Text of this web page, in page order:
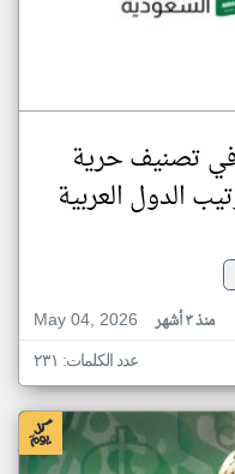
في تصنيف حرية
الدول العربية
May 04, 2026
منذ ٣ أشهر
عدد الكلمات: ٢٣١